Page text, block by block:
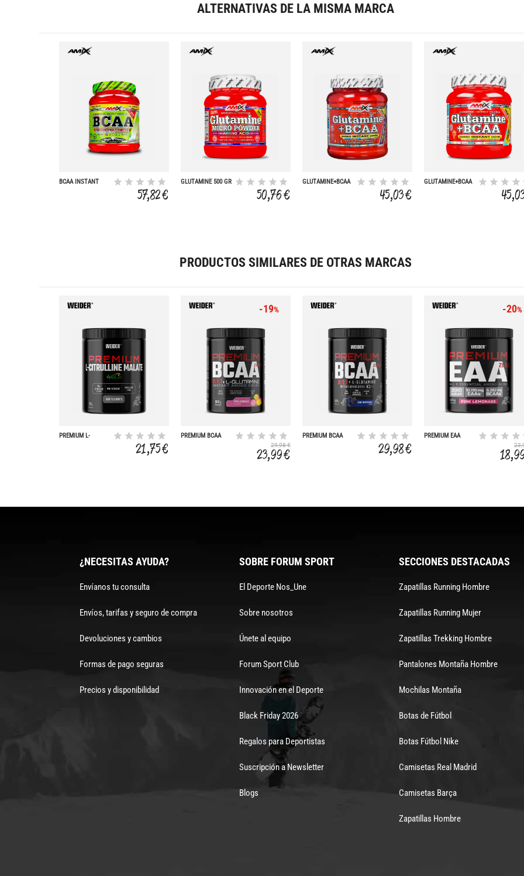
ALTERNATIVAS DE LA MISMA MARCA
BCAA INSTANT
57,82 €
GLUTAMINE 500 GR
50,76 €
GLUTAMINE+BCAA
45,03 €
GLUTAMINE+BCAA
PRODUCTOS SIMILARES DE OTRAS MARCAS
PREMIUM L-
21,75 €
-19%
PREMIUM BCAA
29,98 €
23,99 €
PREMIUM BCAA
29,98 €
-20%
PREMIUM EAA
¿NECESITAS AYUDA?
Envíanos tu consulta
Envíos, tarifas y seguro de compra
Devoluciones y cambios
Formas de pago seguras
Precios y disponibilidad
SOBRE FORUM SPORT
El Deporte Nos_Une
Sobre nosotros
Únete al equipo
Forum Sport Club
Innovación en el Deporte
Black Friday 2026
Regalos para Deportistas
Suscripción a Newsletter
Blogs
SECCIONES DESTACADAS
Zapatillas Running Hombre
Zapatillas Running Mujer
Zapatillas Trekking Hombre
Pantalones Montaña Hombre
Mochilas Montaña
Botas de Fútbol
Botas Fútbol Nike
Camisetas Real Madrid
Camisetas Barça
Zapatillas Hombre